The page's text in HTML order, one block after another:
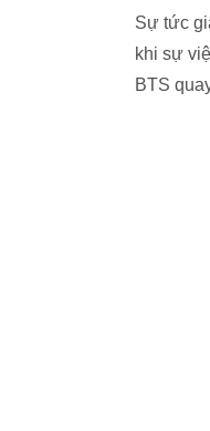
Sự tức
khi sự
BTS